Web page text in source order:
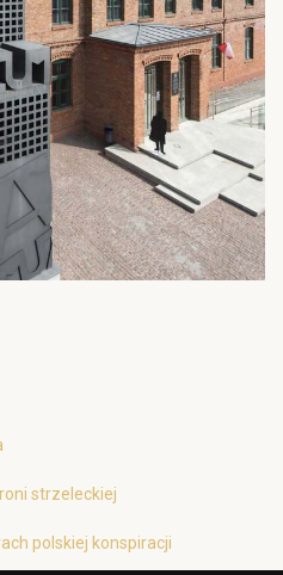
strzeleckiej
polskiej konspiracji